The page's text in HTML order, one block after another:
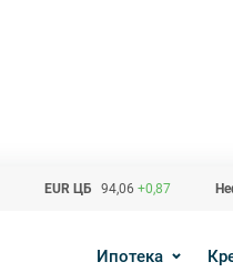
EUR ЦБ 94,06 +0,87
Ипотека